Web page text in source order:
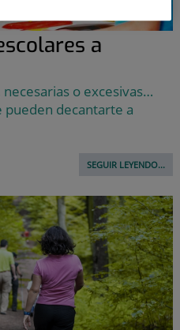
a
o excesivas…
pueden decantarte a
SEGUIR LEYENDO...